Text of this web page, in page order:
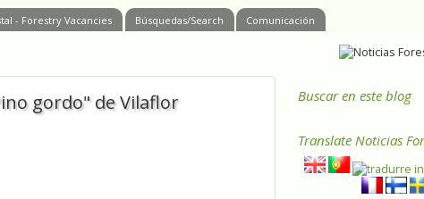
- Forestry Vacancies Búsquedas/Search Comunicación
gordo" de Vilaflor Buscar en este blog
Translate Noticias